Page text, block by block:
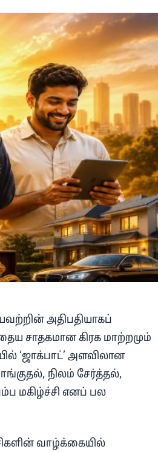
அதிபதியாகப்
சாதகமான கிரக மாற்றமும்
‘ஜாக்பாட்’ அளவிலான
நிலம் சேர்த்தல்,
மகிழ்ச்சி எனப் பல
வாழ்க்கையில்